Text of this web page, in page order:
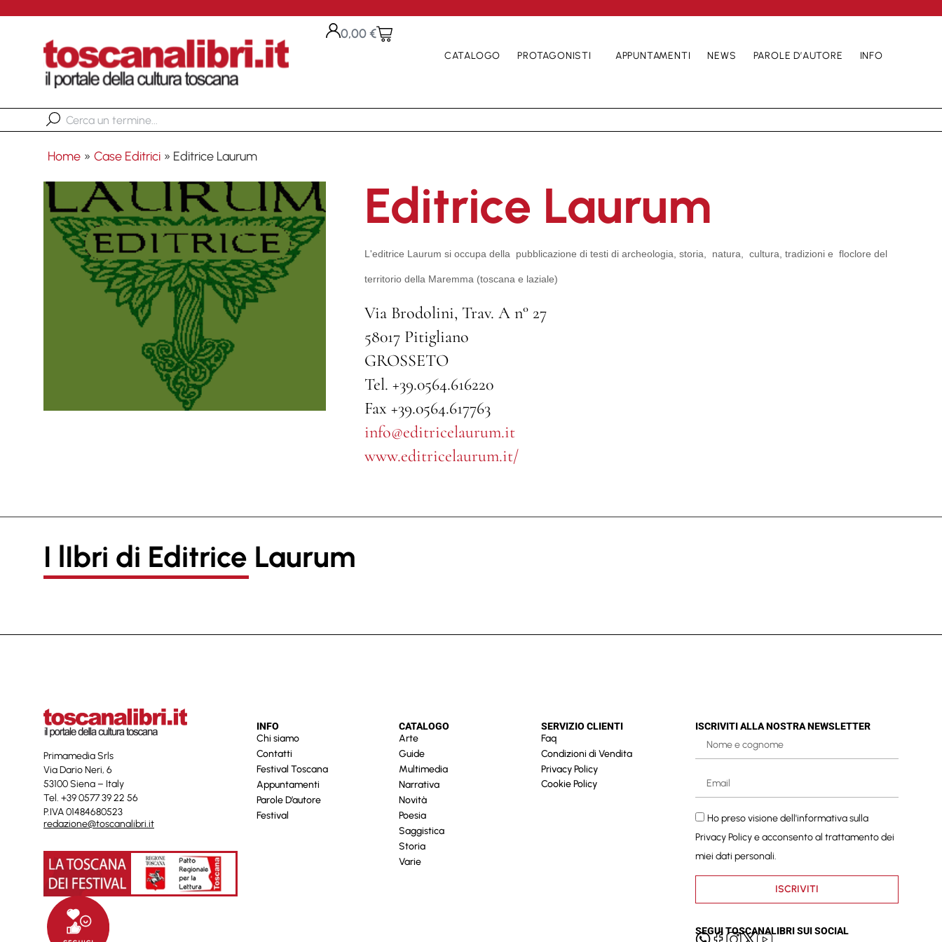
0,00€
CATALOGO PROTAGONISTI APPUNTAMENTI NEWS PAROLE D’AUTORE INFO
Home » Case Editrici » Editrice Laurum
Editrice Laurum
L'editrice Laurum si occupa della pubblicazione di testi di archeologia, storia, natura, cultura, tradizioni e floclore del
territorio della Maremma (toscana e laziale)
Via Brodolini, Trav. A n° 27
58017 Pitigliano
GROSSETO
Tel. +39.0564.616220
Fax +39.0564.617763
info@editricelaurum.it
www.editricelaurum.it/
I lIbri di Editrice Laurum
Primamedia Srls
Via Dario Neri, 6
53100 Siena – Italy
Tel. +39 0577 39 22 56
P.IVA 01484680523
redazione@toscanalibri.it
INFO
Chi siamo
Contatti
Festival Toscana
Appuntamenti
Parole D’autore
Festival
CATALOGO
Arte
Guide
Multimedia
Narrativa
Novità
Poesia
Saggistica
Storia
Varie
SERVIZIO CLIENTI
Faq
Condizioni di Vendita
Privacy Policy
Cookie Policy
ISCRIVITI ALLA NOSTRA NEWSLETTER
Ho preso visione dell'informativa sulla
Privacy Policye acconsento al trattamento dei
miei dati personali.
ISCRIVITI
SEGUI TOSCANALIBRI SUI SOCIAL